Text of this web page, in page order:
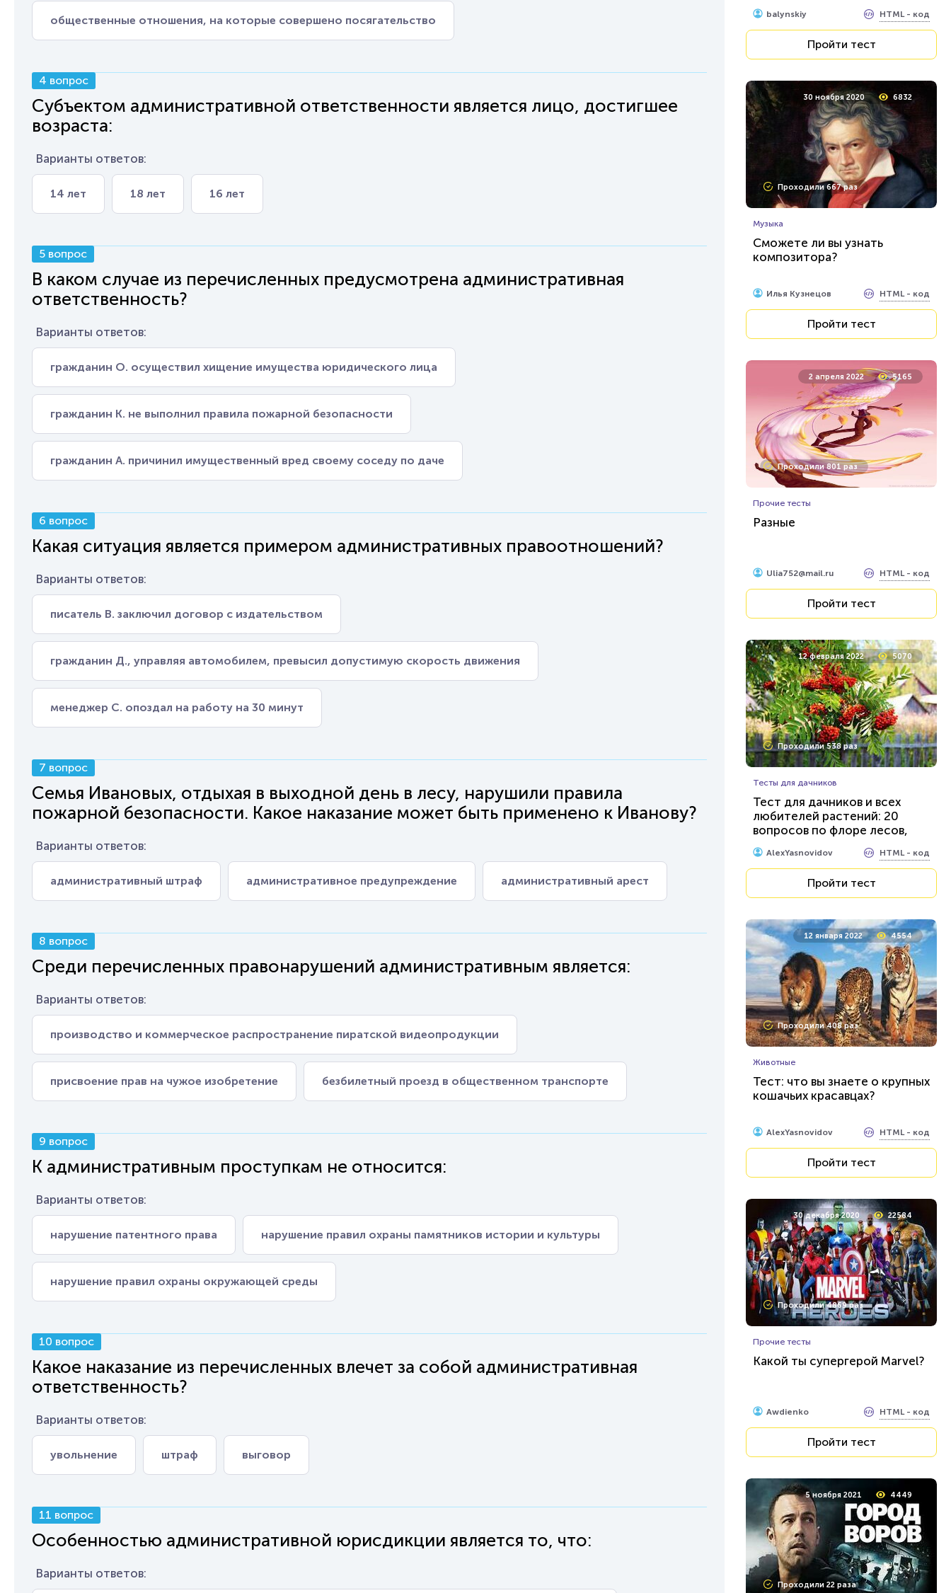
общественные отношения, на которые совершено посягательство
4 вопрос
Субъектом административной ответственности является лицо, достигшее
возраста:
Варианты ответов:
14 лет 18 лет 16 лет
5 вопрос
В каком случае из перечисленных предусмотрена административная
ответственность?
Варианты ответов:
гражданин О. осуществил хищение имущества юридического лица
гражданин К. не выполнил правила пожарной безопасности
гражданин А. причинил имущественный вред своему соседу по даче
6 вопрос
Какая ситуация является примером административных правоотношений?
Варианты ответов:
писатель В. заключил договор с издательством
гражданин Д., управляя автомобилем, превысил допустимую скорость движения
менеджер С. опоздал на работу на 30 минут
7 вопрос
Семья Ивановых, отдыхая в выходной день в лесу, нарушили правила
пожарной безопасности. Какое наказание может быть применено к Иванову?
Варианты ответов:
административный штраф административное предупреждение административный арест
8 вопрос
Среди перечисленных правонарушений административным является:
Варианты ответов:
производство и коммерческое распространение пиратской видеопродукции
присвоение прав на чужое изобретение безбилетный проезд в общественном транспорте
9 вопрос
К административным проступкам не относится:
Варианты ответов:
нарушение патентного права нарушение правил охраны памятников истории и культуры
нарушение правил охраны окружающей среды
10 вопрос
Какое наказание из перечисленных влечет за собой административная
ответственность?
Варианты ответов:
увольнение штраф выговор
11 вопрос
Особенностью административной юрисдикции является то, что:
Варианты ответов:
balynskiy HTML - код
Пройти тест
30 ноября 2020 6832
Проходили 667 раз
Музыка
Сможете ли вы узнать
композитора?
Илья Кузнецов HTML - код
Пройти тест
2 апреля 2022 5165
Проходили 801 раз
Прочие тесты
Разные
Ulia752@mail.ru HTML - код
Пройти тест
12 февраля 2022 5070
Проходили 538 раз
Тесты для дачников
Тест для дачников и всех
любителей растений: 20
вопросов по флоре лесов,
полей и огородов...
AlexYasnovidov HTML - код
Пройти тест
12 января 2022 4554
Проходили 408 раз
Животные
Тест: что вы знаете о крупных
кошачьих красавцах?
AlexYasnovidov HTML - код
Пройти тест
30 декабря 2020 22584
Проходили 4869 раз
Прочие тесты
Какой ты супергерой Marvel?
Awdienko HTML - код
Пройти тест
5 ноября 2021 4449
Проходили 22 раза